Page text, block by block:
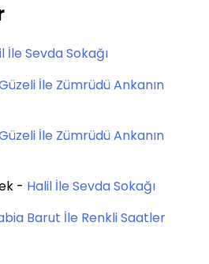
İle Sevda Sokağı
İle Zümrüdü Ankanın
İle Zümrüdü Ankanın
- Halil İle Sevda Sokağı
Barut İle Renkli Saatler